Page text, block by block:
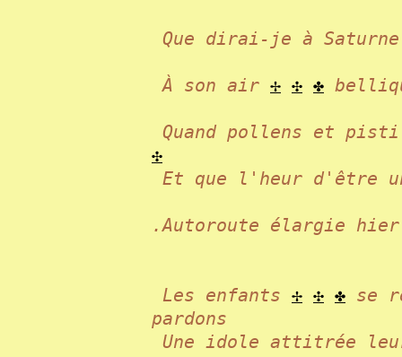
Que dirai-je à
À son air ✢ ✣ ✤
Quand pollens et
✣
Et que l'heur d'être
.Autoroute élargie
Les enfants ✢ ✣ ✤ se
pardons
Une idole attitrée